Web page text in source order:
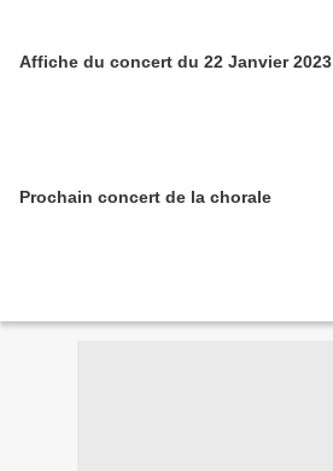
Affiche du concert du 22 Janvier 2023
Prochain concert de la chorale